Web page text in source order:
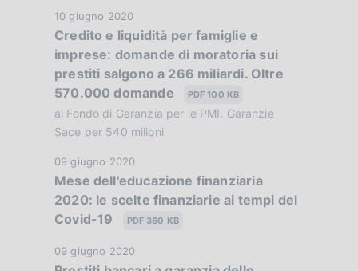
n
e
:
:
i
c
a
z
i
o
n
e
:
:
D
a
t
a
P
u
b
l
i
c
a
z
i
10 giugno 2020
Credito e liquidità per famiglie e
imprese: domande di moratoria sui
prestiti salgono a 266 miliardi. Oltre
570.000 domande
PDF 100 KB
al Fondo di Garanzia per le PMI. Garanzie
Sace per 540 milioni
D
a
t
a
u
09 giugno 2020
Mese dell'educazione finanziaria
2020: le scelte finanziarie ai tempi del
Covid-19
PDF 360 KB
D
09 giugno 2020